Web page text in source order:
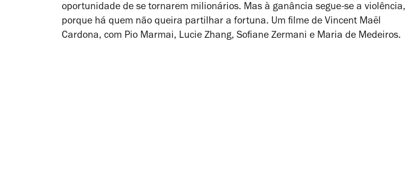
oportunidade de se tornarem milionários. Mas à ganância segue-se a violência,
porque há quem não queira partilhar a fortuna. Um filme de Vincent Maël
Cardona, com Pio Marmai, Lucie Zhang, Sofiane Zermani e Maria de Medeiros.